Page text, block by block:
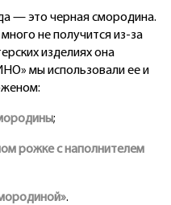
— это черная смородина.
не получится из-за
изделиях она
мы использовали ее и
;
рожке с наполнителем
.